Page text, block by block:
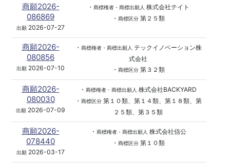
商願2026-
086869
出願 2026-07-27
・ 商標権者・商標出願人 株式会社テイト
・ 商標区分第２５類
商願2026-
080856
出願 2026-07-10
・ 商標権者・商標出願人
テックイノベーション株
式会社
・ 商標区分第３２類
商願2026-
080030
出願 2026-07-09
・ 商標権者・商標出願人 株式会社BACKYARD
・ 商標区分第１０類、第１４類、第１８類、第
２５類、第３５類
商願2026-
078440
出願 2026-03-17
・ 商標権者・商標出願人 株式会社信公
・ 商標区分第１０類